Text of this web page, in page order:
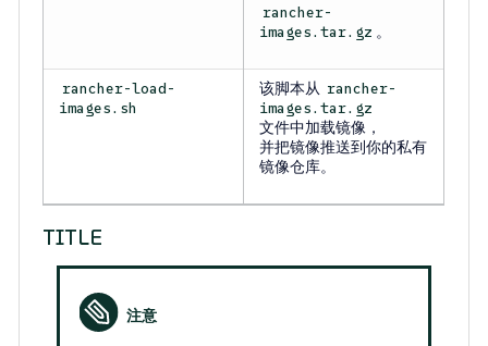
rancher-
images.tar.gz 。
rancher-load-
images.sh
该脚本从 rancher-
images.tar.gz
文件中加载镜像，
并把镜像推送到你的私有
镜像仓库。
TITLE